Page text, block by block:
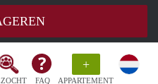
FAQ
+
APPARTEMENT